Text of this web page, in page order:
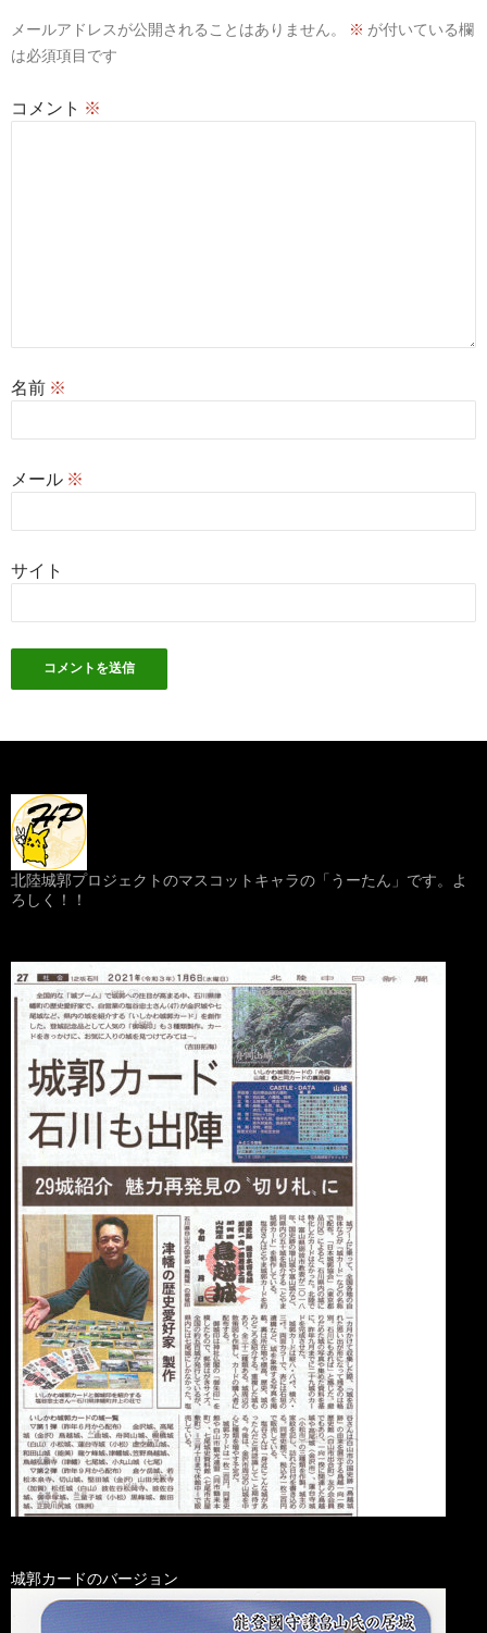
ョ
メールアドレスが公開されることはありません。 ※ が付いている欄
は必須項目です
コメント ※
名前 ※
メール ※
サイト
北陸城郭プロジェクトのマスコットキャラの「うーたん」です。よ
ろしく！！
城郭カードのバージョン